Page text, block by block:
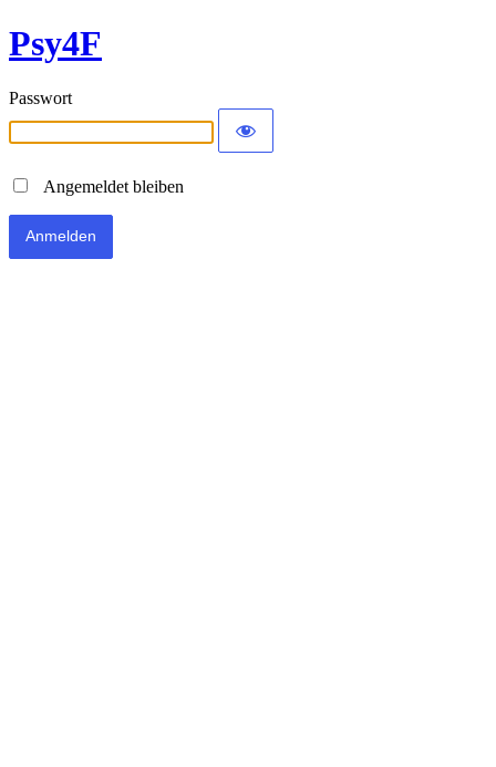
Psy4F
Passwort
Angemeldet bleiben